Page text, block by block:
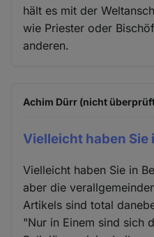
hält es mit der
wie Priester oder
anderen.
Achim Dürr (nicht
Vielleicht haben Sie
Vielleicht haben Sie in
aber die
Artikels sind total
"Nur in Einem sind sich